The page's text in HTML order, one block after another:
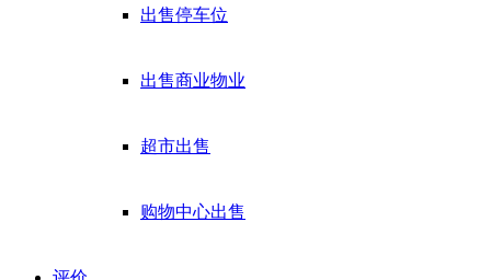
出售停车位
出售商业物业
超市出售
购物中心出售